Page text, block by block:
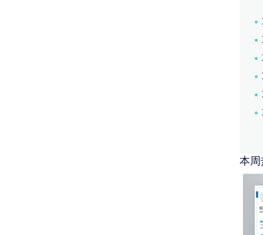
1、产出全新新栏目-大咖说，负责
2、参与了公司公众号整体页面设计
3、负责项目整体视觉设计，互联
2、分析互联网营销以及市场需求，
本周